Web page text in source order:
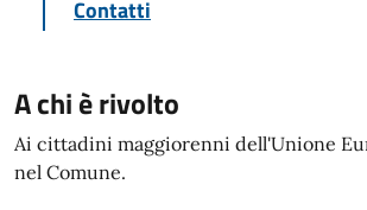
Contatti
A chi è rivolto
Ai cittadini maggiorenni dell'Unione
nel Comune.